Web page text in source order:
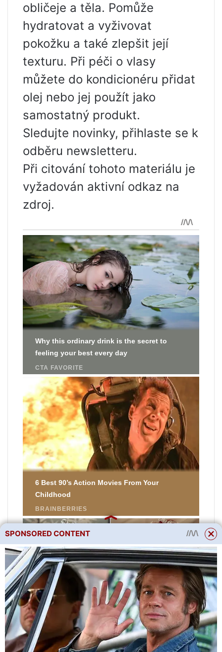
obličeje a těla. Pomůže
hydratovat a vyživovat
pokožku a také zlepšit její
texturu. Při péči o vlasy
můžete do kondicionéru přidat
olej nebo jej použít jako
samostatný produkt.
Sledujte novinky, přihlaste se k
odběru newsletteru.
Při citování tohoto materiálu je
vyžadován aktivní odkaz na
zdroj.
SPONSORED CONTENT